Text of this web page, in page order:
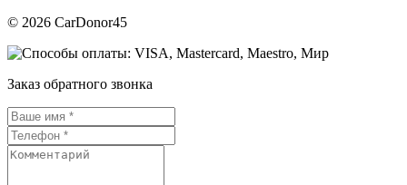
© 2026 CarDonor45
Заказ обратного звонка